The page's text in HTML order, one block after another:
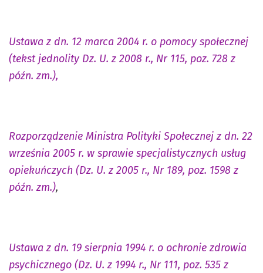
Ustawa z dn. 12 marca 2004 r. o pomocy społecznej
(tekst jednolity Dz. U. z 2008 r., Nr 115, poz. 728 z
późn. zm.),
Rozporządzenie Ministra Polityki Społecznej z dn. 22
września 2005 r. w sprawie specjalistycznych usług
opiekuńczych (Dz. U. z 2005 r., Nr 189, poz. 1598 z
późn. zm.),
Ustawa z dn. 19 sierpnia 1994 r. o ochronie zdrowia
psychicznego (Dz. U. z 1994 r., Nr 111, poz. 535 z